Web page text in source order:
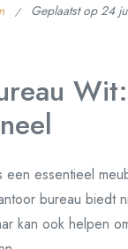
Geplaatst op24
een essentieel
bureau biedt
kan ook helpen